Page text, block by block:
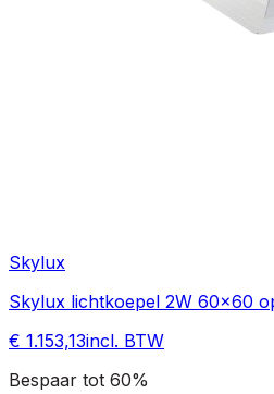
Skylux
Skylux lichtkoepel 2W 60x60
€ 1.153,13incl. BTW
Bespaar tot 60%